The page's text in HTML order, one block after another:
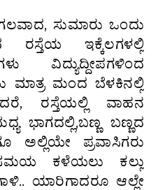
ಸುಮಾರು ಒಂದು
ರಸ್ತೆಯ ಇಕ್ಕೆಲಗಳಲ್ಲಿ
ವಿದ್ಯುದ್ದೀಪಗಳಿಂದ
ಮಾತ್ರ ಮಂದ ಬೆಳಕಿನಲ್ಲಿ
ರಸ್ತೆಯಲ್ಲಿ ವಾಹನ
ಭಾಗದಲ್ಲಿ,ಬಣ್ಣ ಬಣ್ಣದ
ಅಲ್ಲಿಯೇ ಪ್ರವಾಸಿಗರು
ಕಳೆಯಲು ಕಲ್ಲು
ಯಾರಿಗಾದರೂ ಆಲ್ಲೇ